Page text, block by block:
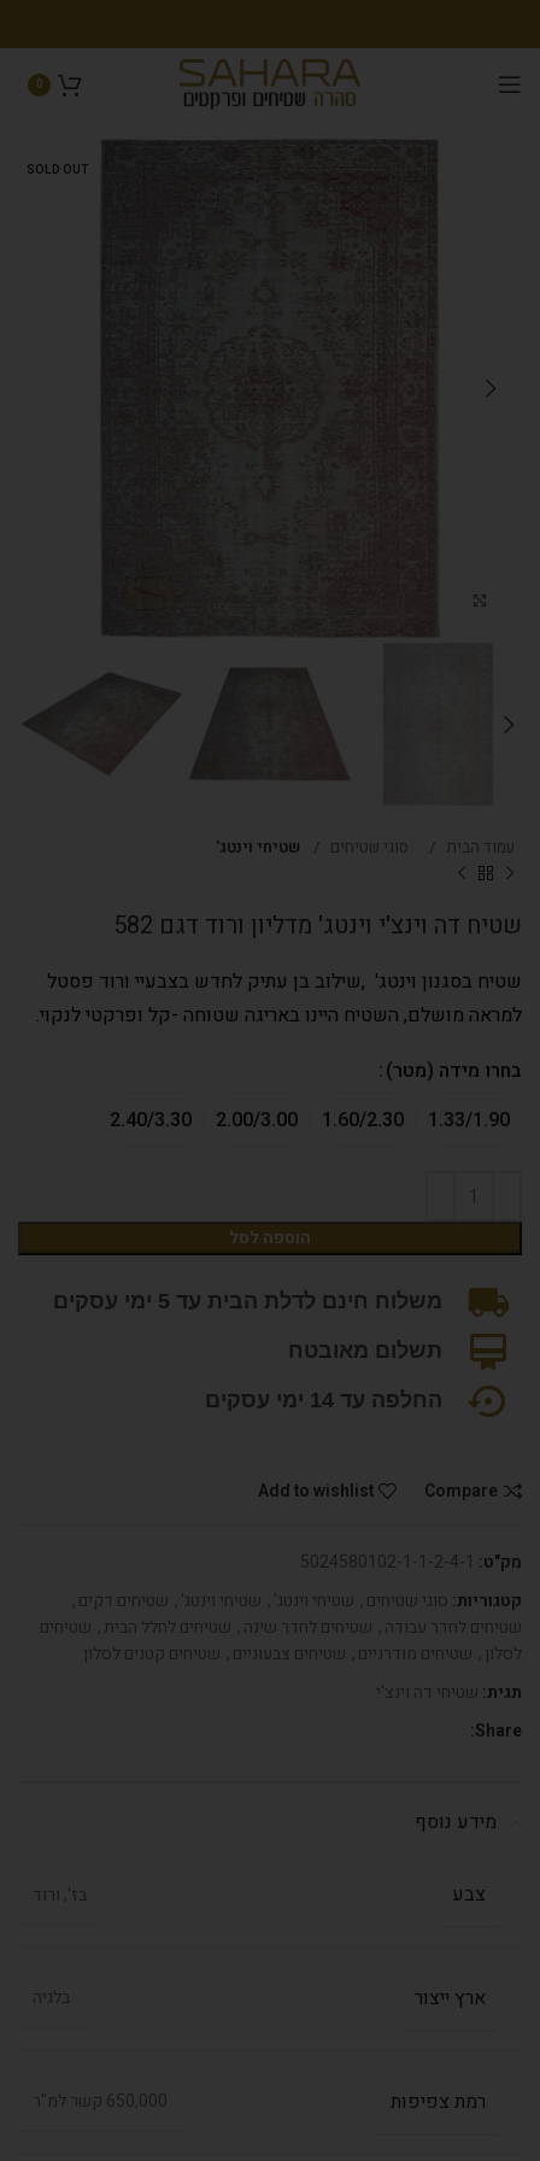
0
SOLD OUT
עמוד הבית סוגי שטיחים שטיחי וינטג'
שטיח דה וינצ'י וינטג' מדליון ורוד דגם 582
שטיח בסגנון וינטג' ,שילוב בן עתיק לחדש בצבעיי ורוד פסטל
למראה מושלם, השטיח היינו באריגה שטוחה -קל ופרקטי לנקוי.
בחרו מידה (מטר)
1.33/1.90
1.60/2.30
2.00/3.00
2.40/3.30
הוספה לסל
משלוח חינם לדלת הבית עד 5 ימי עסקים
תשלום מאובטח
החלפה עד 14 ימי עסקים
Compare
Add to wishlist
מק"ט: 5024580102-1-1-2-4-1
קטגוריות: סוגי שטיחים, שטיחי וינטג', שטיחי וינטג', שטיחים דקים,
שטיחים לחדר עבודה, שטיחים לחדר שינה, שטיחים לחלל הבית, שטיחים
לסלון, שטיחים מודרניים, שטיחים צבעוניים, שטיחים קטנים לסלון
תגית: שטיחי דה וינצ'י
Share:
מידע נוסף
צבע בז', ורוד
ארץ ייצור בלגיה
רמת צפיפות 650,000 קשר למ"ר